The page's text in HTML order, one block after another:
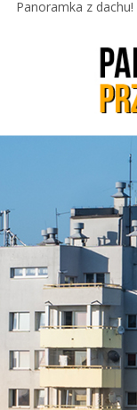
Panoramka z dachu!